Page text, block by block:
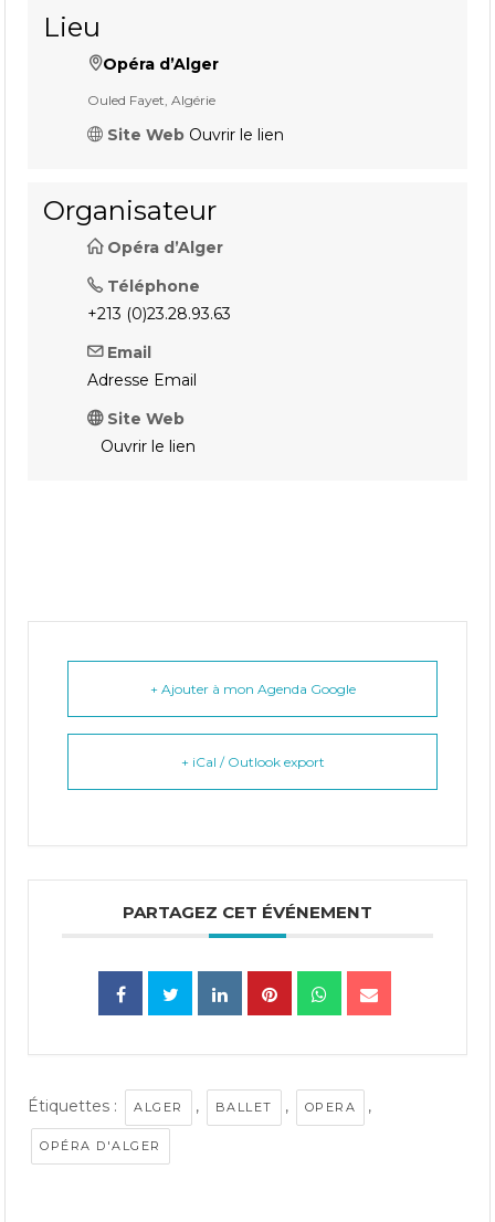
Lieu
Opéra d’Alger
Ouled Fayet, Algérie
Site Web Ouvrir le lien
Organisateur
Opéra d’Alger
Téléphone
+213 (0)23.28.93.63
Email
Adresse Email
Site Web
Ouvrir le lien
+ Ajouter à mon Agenda Google
+ iCal / Outlook export
PARTAGEZ CET ÉVÉNEMENT
Étiquettes : ALGER , BALLET , OPERA ,
OPÉRA D'ALGER